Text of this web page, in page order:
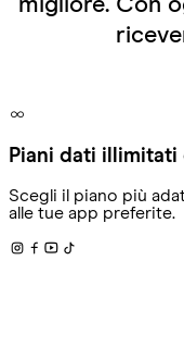
migliore. Con
Piani dati illimitati
Scegli il piano più
alle tue app preferite.